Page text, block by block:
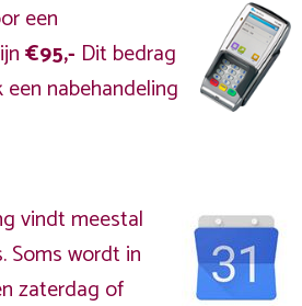
een
€95,- Dit bedrag
een nabehandeling
vindt meestal
Soms wordt in
zaterdag of